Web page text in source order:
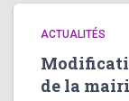
ACTUALITÉS
de la